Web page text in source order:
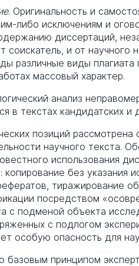
. Оригинальность и
либо исключениям и
диссертаций,
соискатель, и от научного
различные виды плагиата
массовый характер.
анализ
в текстах кандидатских и
позиций
научного текста.
использования
копирование без указания
тиражирование
посредством
с подменой объекта
с подлогом
особую опасность для
базовым принципом